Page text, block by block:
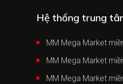
Hệ thống trung
MM Mega Market
MM Mega Market
MM Mega Market